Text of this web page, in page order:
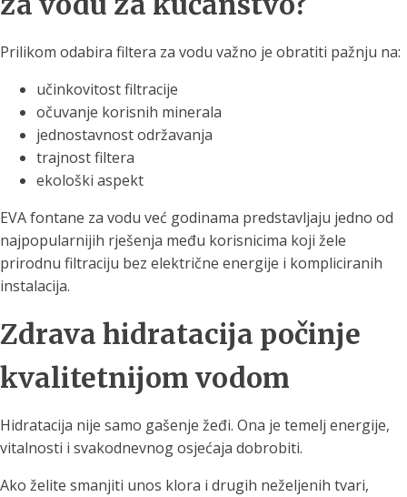
Prilikom odabira filtera za vodu važno je obratiti pažnju na:
učinkovitost filtracije
očuvanje korisnih minerala
jednostavnost održavanja
trajnost filtera
ekološki aspekt
EVA fontane za vodu već godinama predstavljaju jedno od
najpopularnijih rješenja među korisnicima koji žele
prirodnu filtraciju bez električne energije i kompliciranih
instalacija.
Zdrava hidratacija počinje
kvalitetnijom vodom
Hidratacija nije samo gašenje žeđi. Ona je temelj energije,
vitalnosti i svakodnevnog osjećaja dobrobiti.
Ako želite smanjiti unos klora i drugih neželjenih tvari,